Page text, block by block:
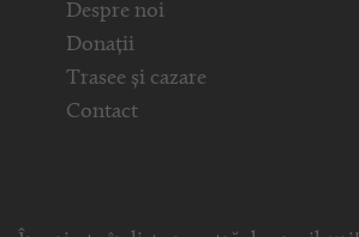
Despre noi
Donații
Trasee și cazare
Contact